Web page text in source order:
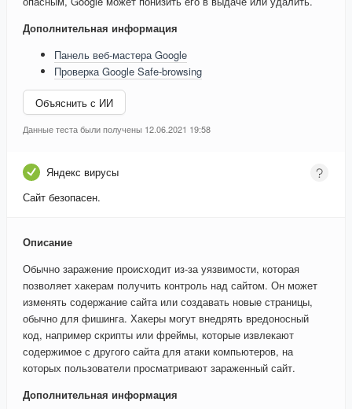
Дополнительная информация
Панель веб-мастера Google
Проверка Google Safe-browsing
Объяснить с ИИ
Данные теста были получены 12.06.2021 19:58
Яндекс вирусы
Сайт безопасен.
Описание
Обычно заражение происходит из-за уязвимости, которая
позволяет хакерам получить контроль над сайтом. Он может
изменять содержание сайта или создавать новые страницы,
обычно для фишинга. Хакеры могут внедрять вредоносный
код, например скрипты или фреймы, которые извлекают
содержимое с другого сайта для атаки компьютеров, на
которых пользователи просматривают зараженный сайт.
Дополнительная информация